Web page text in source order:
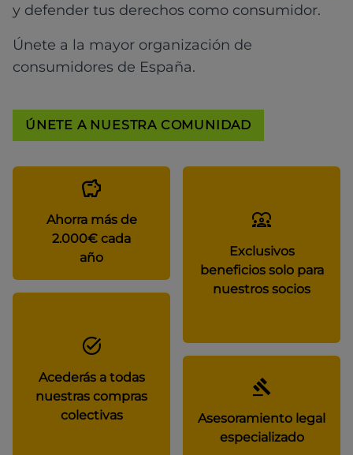
y defender tus derechos como consumidor.
Únete a la mayor organización de
consumidores de España.
ÚNETE A NUESTRA COMUNIDAD
Ahorra más de
2.000€ cada
año
Exclusivos
beneficios solo para
nuestros socios
Acederás a todas
nuestras compras
colectivas
Asesoramiento legal
especializado